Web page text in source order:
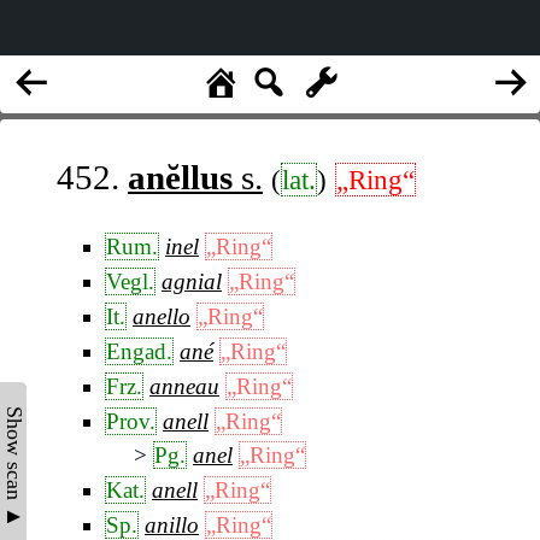
Show scan ▲
452. anĕllus s. (lat.) „Ring“
Rum. inel „Ring“
Vegl. agnial „Ring“
It. anello „Ring“
Engad. ané „Ring“
Frz. anneau „Ring“
Prov. anell „Ring“
Pg. anel „Ring“
Kat. anell „Ring“
Sp. anillo „Ring“